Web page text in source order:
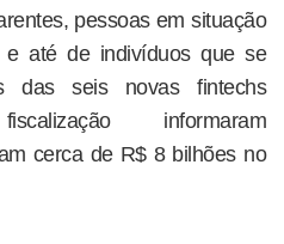
pessoas em situação
e até de indivíduos que se
das seis novas fintechs
informaram
cerca de R$ 8 bilhões no